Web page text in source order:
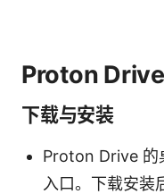
Proton
下载与安装
Proton Drive 的
入口。下载安装